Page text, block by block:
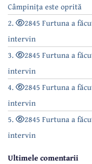
Câmpinița este oprită
2.
2845 Furtuna a
intervin
3.
2845 Furtuna a
intervin
4.
2845 Furtuna a
intervin
5.
2845 Furtuna a
intervin
Ultimele comentarii